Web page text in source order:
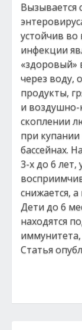
Вызывается
устойчив
инфекции
«здоровый»
через
продукты,
и
скоплении
при
бассейнах.
3-х до 6 лет,
снижается,
Дети до 6
находятся
Статья